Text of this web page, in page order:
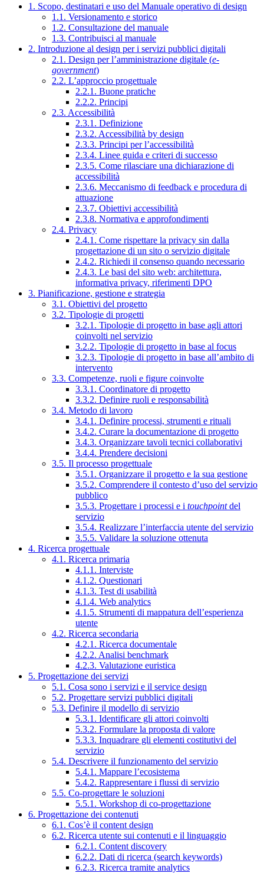
1. Scopo, destinatari e uso del Manuale operativo di design
1.1. Versionamento e storico
1.2. Consultazione del manuale
1.3. Contribuisci al manuale
2. Introduzione al design per i servizi pubblici digitali
2.1. Design per l’amministrazione digitale (e-
government)
2.2. L’approccio progettuale
2.2.1. Buone pratiche
2.2.2. Principi
2.3. Accessibilità
2.3.1. Definizione
2.3.2. Accessibilità by design
2.3.3. Principi per l’accessibilità
2.3.4. Linee guida e criteri di successo
2.3.5. Come rilasciare una dichiarazione di
accessibilità
2.3.6. Meccanismo di feedback e procedura di
attuazione
2.3.7. Obiettivi accessibilità
2.3.8. Normativa e approfondimenti
2.4. Privacy
2.4.1. Come rispettare la privacy sin dalla
progettazione di un sito o servizio digitale
2.4.2. Richiedi il consenso quando necessario
2.4.3. Le basi del sito web: architettura,
informativa privacy, riferimenti DPO
3. Pianificazione, gestione e strategia
3.1. Obiettivi del progetto
3.2. Tipologie di progetti
3.2.1. Tipologie di progetto in base agli attori
coinvolti nel servizio
3.2.2. Tipologie di progetto in base al focus
3.2.3. Tipologie di progetto in base all’ambito di
intervento
3.3. Competenze, ruoli e figure coinvolte
3.3.1. Coordinatore di progetto
3.3.2. Definire ruoli e responsabilità
3.4. Metodo di lavoro
3.4.1. Definire processi, strumenti e rituali
3.4.2. Curare la documentazione di progetto
3.4.3. Organizzare tavoli tecnici collaborativi
3.4.4. Prendere decisioni
3.5. Il processo progettuale
3.5.1. Organizzare il progetto e la sua gestione
3.5.2. Comprendere il contesto d’uso del servizio
pubblico
3.5.3. Progettare i processi e i touchpointdel
servizio
3.5.4. Realizzare l’interfaccia utente del servizio
3.5.5. Validare la soluzione ottenuta
4. Ricerca progettuale
4.1. Ricerca primaria
4.1.1. Interviste
4.1.2. Questionari
4.1.3. Test di usabilità
4.1.4. Web analytics
4.1.5. Strumenti di mappatura dell’esperienza
utente
4.2. Ricerca secondaria
4.2.1. Ricerca documentale
4.2.2. Analisi benchmark
4.2.3. Valutazione euristica
5. Progettazione dei servizi
5.1. Cosa sono i servizi e il service design
5.2. Progettare servizi pubblici digitali
5.3. Definire il modello di servizio
5.3.1. Identificare gli attori coinvolti
5.3.2. Formulare la proposta di valore
5.3.3. Inquadrare gli elementi costitutivi del
servizio
5.4. Descrivere il funzionamento del servizio
5.4.1. Mappare l’ecosistema
5.4.2. Rappresentare i flussi di servizio
5.5. Co-progettare le soluzioni
5.5.1. Workshop di co-progettazione
6. Progettazione dei contenuti
6.1. Cos’è il content design
6.2. Ricerca utente sui contenuti e il linguaggio
6.2.1. Content discovery
6.2.2. Dati di ricerca (search keywords)
6.2.3. Ricerca tramite analytics